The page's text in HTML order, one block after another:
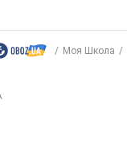
Моя Школа